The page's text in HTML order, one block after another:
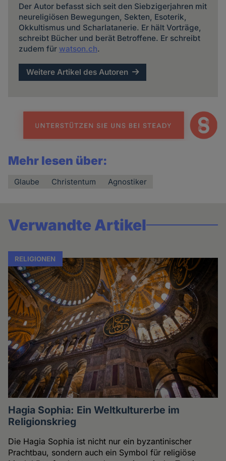
Der Autor befasst sich seit den Siebzigerjahren mit
neureligiösen Bewegungen, Sekten, Esoterik,
Okkultismus und Scharlatanerie. Er hält Vorträge,
schreibt Bücher und berät Betroffene. Er schreibt
zudem für watson.ch.
Weitere Artikel des Autoren
Mehr lesen über:
Glaube Christentum Agnostiker
Verwandte Artikel
RELIGIONEN
Hagia Sophia: Ein Weltkulturerbe im
Religionskrieg
Die Hagia Sophia ist nicht nur ein byzantinischer
Prachtbau, sondern auch ein Symbol für religiöse